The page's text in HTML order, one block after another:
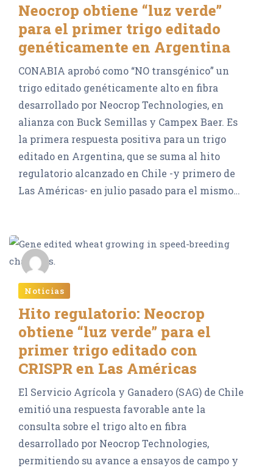
Neocrop obtiene “luz verde”
para el primer trigo editado
genéticamente en Argentina
CONABIA aprobó como “NO transgénico” un
trigo editado genéticamente alto en fibra
desarrollado por Neocrop Technologies, en
alianza con Buck Semillas y Campex Baer. Es
la primera respuesta positiva para un trigo
editado en Argentina, que se suma al hito
regulatorio alcanzado en Chile -y primero de
Las Américas- en julio pasado para el mismo…
Noticias
Hito regulatorio: Neocrop
obtiene “luz verde” para el
primer trigo editado con
CRISPR en Las Américas
El Servicio Agrícola y Ganadero (SAG) de Chile
emitió una respuesta favorable ante la
consulta sobre el trigo alto en fibra
desarrollado por Neocrop Technologies,
permitiendo su avance a ensayos de campo y